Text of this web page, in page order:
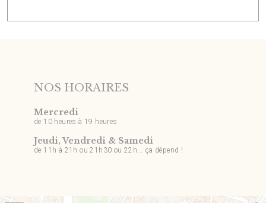
NOS HORAIRES
Mercredi
de 10 heures à 19 heures
Jeudi, Vendredi & Samedi
de 11h à 21h ou 21h30 ou 22h... ça dépend !